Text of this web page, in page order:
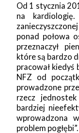
Od 1 stycznia
na
ponad połowa
przeznaczył
które są bardzo
pracował kiedyś
NFZ od
prowadzone
rzecz
bardziej
wprowadzona
problem pogłębi”.